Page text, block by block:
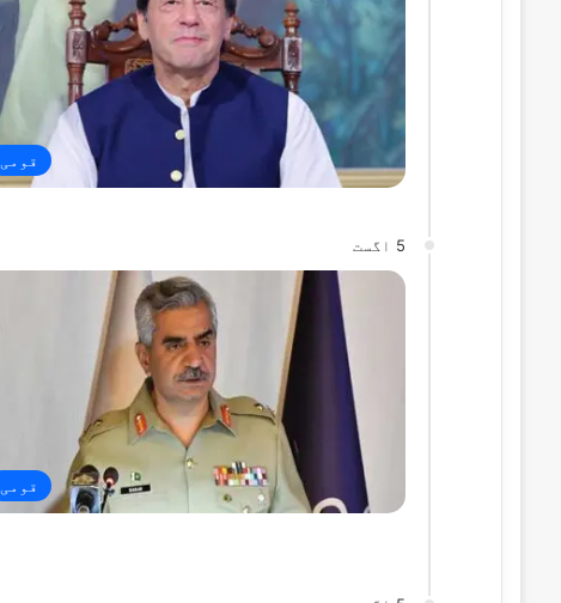
قومی
5 اگست
قومی